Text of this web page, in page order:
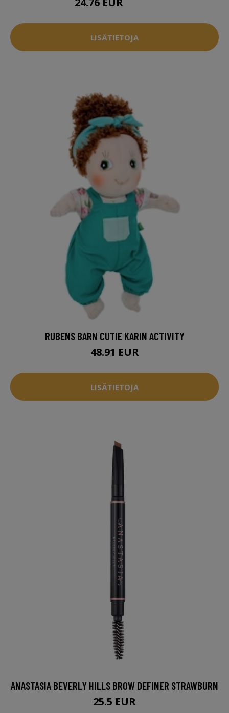
LISÄTIETOJA
RUBENS BARN CUTIE KARIN ACTIVITY
48.91 EUR
LISÄTIETOJA
ANASTASIA BEVERLY HILLS BROW DEFINER STRAWBURN
25.5 EUR